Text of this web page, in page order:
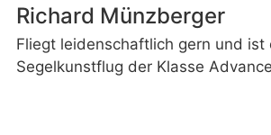
Richard Münzberger
Fliegt leidenschaftlich gern und
Segelkunstflug der Klasse